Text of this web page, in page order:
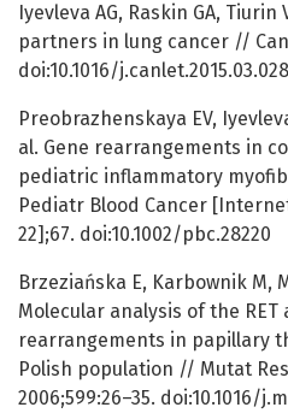
Iyevleva AG, Raskin GA,
partners in lung cancer //
doi:10.1016/j.canlet.2015.03.028
Preobrazhenskaya EV,
al. Gene rearrangements in
pediatric inflammatory
Pediatr Blood Cancer
22];67. doi:10.1002/pbc.28220
Brzeziańska E, Karbownik M,
Molecular analysis of the RET
rearrangements in papillary
Polish population // Mutat
2006;599:26–35. doi:10.1016/